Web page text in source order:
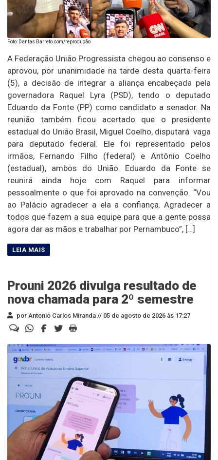
Foto: Dantas Barreto.com/reprodução
A Federação União Progressista chegou ao consenso e
aprovou, por unanimidade na tarde desta quarta-feira
(5), a decisão de integrar a aliança encabeçada pela
governadora Raquel Lyra (PSD), tendo o deputado
Eduardo da Fonte (PP) como candidato a senador. Na
reunião também ficou acertado que o presidente
estadual do União Brasil, Miguel Coelho, disputará vaga
para deputado federal. Ele foi representado pelos
irmãos, Fernando Filho (federal) e Antônio Coelho
(estadual), ambos do União. Eduardo da Fonte se
reunirá ainda hoje com Raquel para informar
pessoalmente o que foi aprovado na convenção. “Vou
ao Palácio agradecer a ela a confiança. Agradecer a
todos que fazem a sua equipe para que a gente possa
agora dar as mãos e trabalhar por Pernambuco”, […]
Prouni 2026 divulga resultado de
nova chamada para 2º semestre
por Antonio Carlos Miranda // 05 de agosto de 2026 às 17:27